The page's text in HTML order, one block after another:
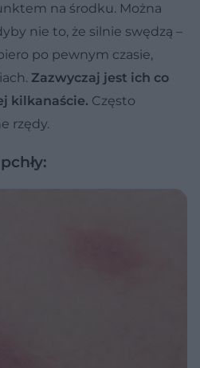
na środku. Można
nie to, że silnie swędzą –
po pewnym czasie,
Zazwyczaj jest ich co
kilkanaście. Często
rzędy.